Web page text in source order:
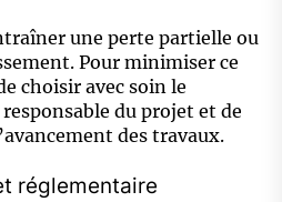
une perte partielle ou
Pour minimiser ce
choisir avec soin le
du projet et de
des travaux.
réglementaire